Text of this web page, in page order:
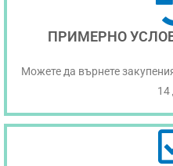
ПРИМЕРНО
Можете да върнете
14